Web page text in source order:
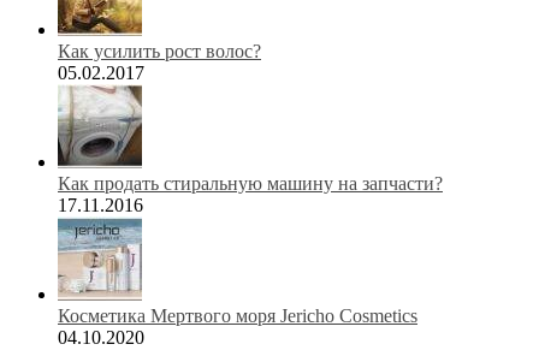
Как усилить рост волос?
05.02.2017
Как продать стиральную машину на запчасти?
17.11.2016
Косметика Мертвого моря Jericho Cosmetics
04.10.2020